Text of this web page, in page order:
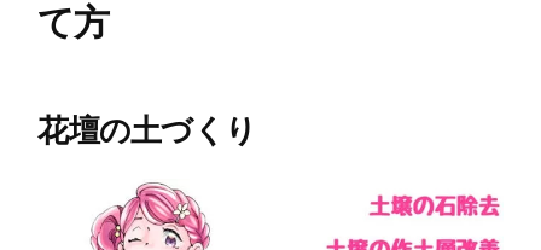
て方
花壇の土づくり